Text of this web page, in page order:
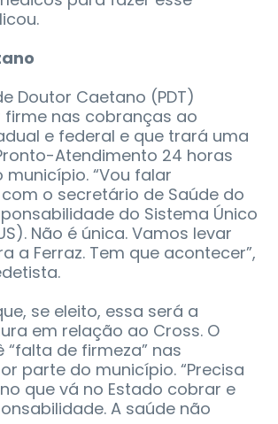
Doutor Caetano (PDT)
firme nas cobranças ao
e federal e que trará uma
Atendimento 24 horas
“Vou falar
o secretário de Saúde do
do Sistema Único
Não é única. Vamos levar
a Ferraz. Tem que acontecer”,
se eleito, essa será a
em relação ao Cross. O
de firmeza” nas
parte do município. “Precisa
que vá no Estado cobrar e
A saúde não